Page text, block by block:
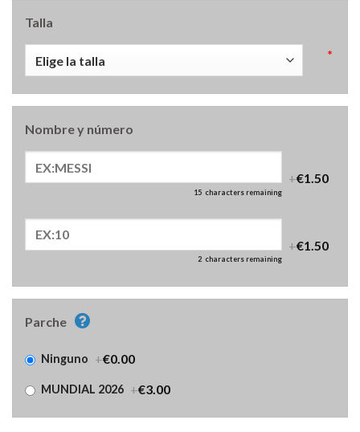
Talla
*
Nombre y número
15 characters remaining
+€1.50
2 characters remaining
+€1.50
Parche
Ninguno +€0.00
MUNDIAL 2026 +€3.00